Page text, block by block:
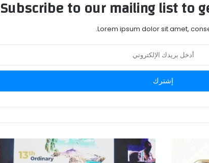
Subscribe to our mailing list to
Lorem ipsum dolor sit amet,